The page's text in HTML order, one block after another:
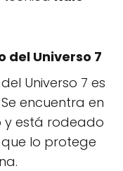
del Universo 7
Universo 7 es
Se encuentra en
y está rodeado
que lo protege